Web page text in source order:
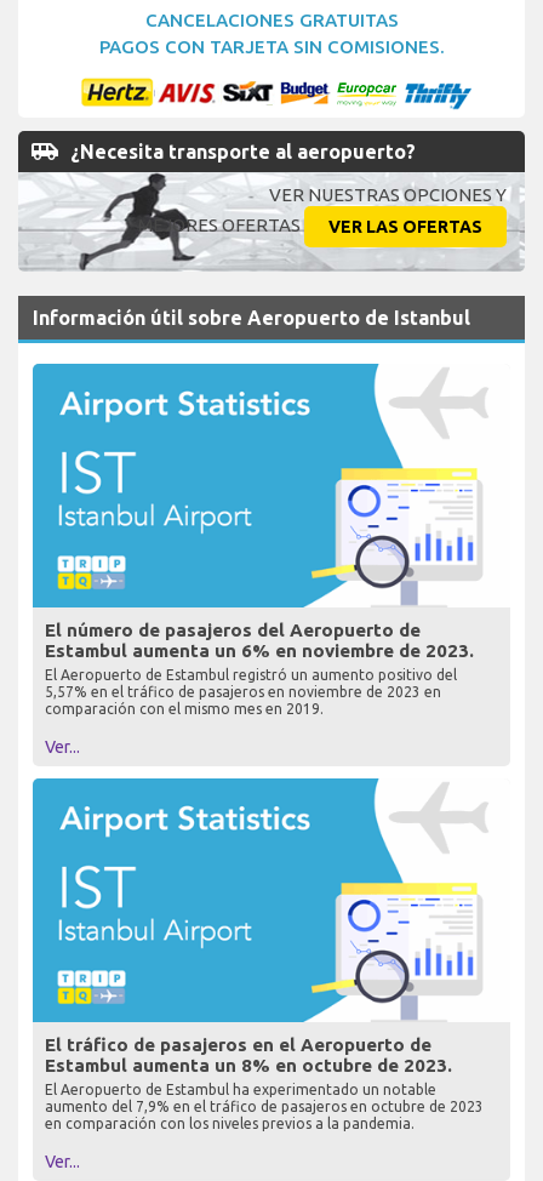
CANCELACIONES GRATUITAS
PAGOS CON TARJETA SIN COMISIONES.
airport_shuttle ¿Necesita transporte al aeropuerto?
VER NUESTRAS OPCIONES Y
MEJORES OFERTAS
VER LAS OFERTAS
Información útil sobre Aeropuerto de Istanbul
El número de pasajeros del Aeropuerto de
Estambul aumenta un 6% en noviembre de 2023.
El Aeropuerto de Estambul registró un aumento positivo del
5,57% en el tráfico de pasajeros en noviembre de 2023 en
comparación con el mismo mes en 2019.
Ver...
El tráfico de pasajeros en el Aeropuerto de
Estambul aumenta un 8% en octubre de 2023.
El Aeropuerto de Estambul ha experimentado un notable
aumento del 7,9% en el tráfico de pasajeros en octubre de 2023
en comparación con los niveles previos a la pandemia.
Ver...